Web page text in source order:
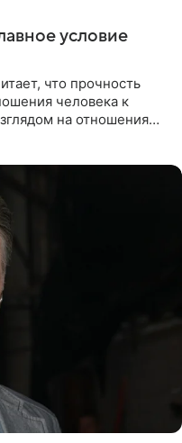
условие
что прочность
человека к
на отношения